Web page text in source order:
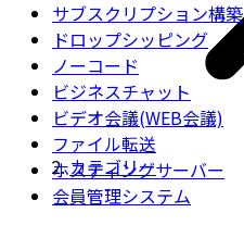
サブスクリプション構築
ドロップシッピング
ノーコード
ビジネスチャット
ビデオ会議(WEB会議)
ファイル転送
ホスティングサーバー
会員管理システム
カテゴリー